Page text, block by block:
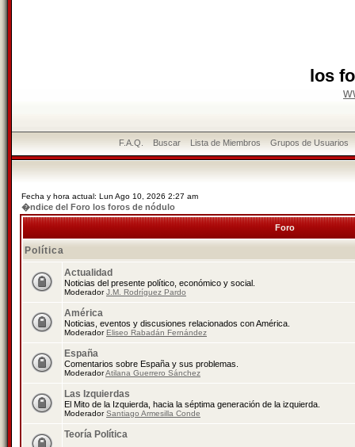
los
F.A.Q. Buscar Lista de Miembros Grupos de Usuarios
Fecha y hora actual: Lun Ago 10, 2026 2:27 am
�ndice del Foro los foros de nódulo
Foro
Política
Actualidad
Noticias del presente político, económico y social.
ModeradorJ.M. Rodríguez Pardo
América
Noticias, eventos y discusiones relacionados con América.
ModeradorEliseo Rabadán Fernández
España
Comentarios sobre España y sus problemas.
ModeradorAtilana Guerrero Sánchez
Las Izquierdas
El Mito de la Izquierda, hacia la séptima generación de la izquierda.
ModeradorSantiago Armesilla Conde
Teoría Política